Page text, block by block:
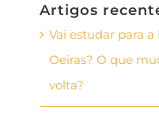
Artigos
Vai estudar para
Oeiras? O que
volta?